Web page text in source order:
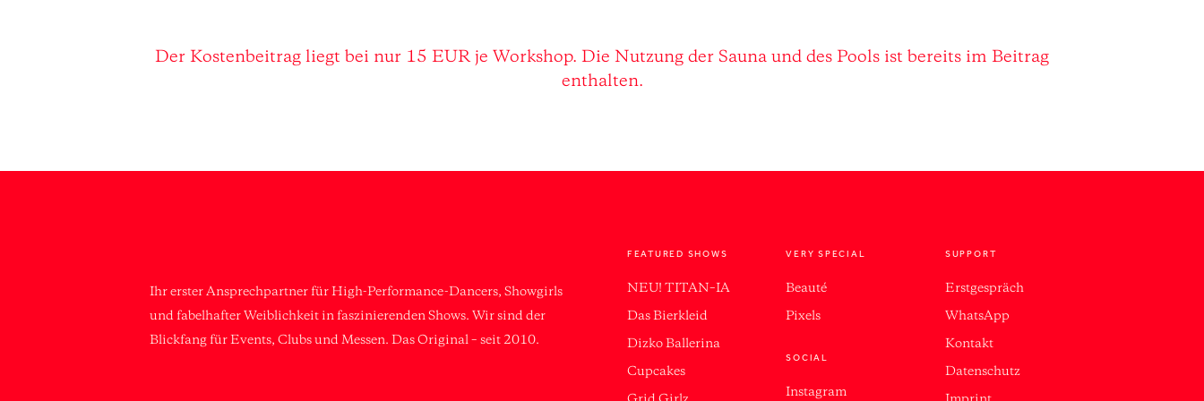
https://pirouette-performances.com/wp-content/uploads/2024/04/highheels_hero.webm
Der Kostenbeitrag liegt bei nur 15 EUR je Workshop. Die Nutzung der Sauna und des Pools ist bereits im Beitrag
enthalten.
Ihr erster Ansprechpartner für High-Performance-Dancers, Showgirls
und fabelhafter Weiblichkeit in faszinierenden Shows. Wir sind der
Blickfang für Events, Clubs und Messen. Das Original – seit 2010.
FEATURED SHOWS
NEU! TITAN–IA
Das Bierkleid
Dizko Ballerina
Cupcakes
VERY SPECIAL
Beauté
Pixels
SOCIAL
Instagram
SUPPORT
Erstgespräch
WhatsApp
Kontakt
Datenschutz